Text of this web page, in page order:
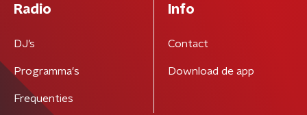
Radio
DJ’s
Programma's
Frequenties
Info
Contact
Download de app